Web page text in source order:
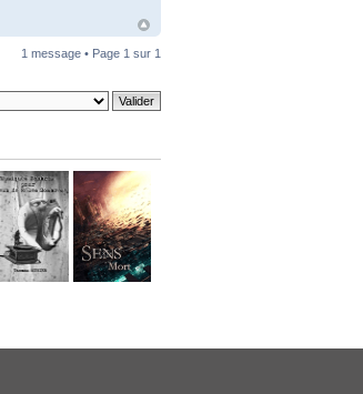
1 message • Page 1 sur 1